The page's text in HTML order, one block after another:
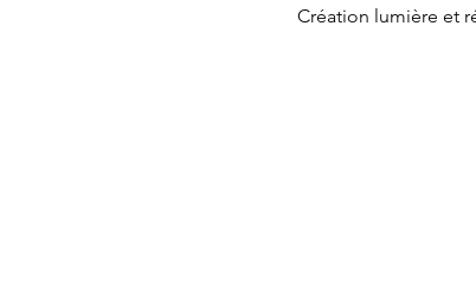
Création lumière et